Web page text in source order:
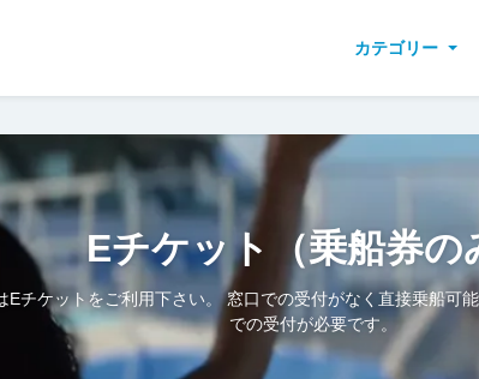
カテゴリー
Eチケット（乗船券の
Eチケットをご利用下さい。 窓口での受付がなく直接乗船可
での受付が必要です。